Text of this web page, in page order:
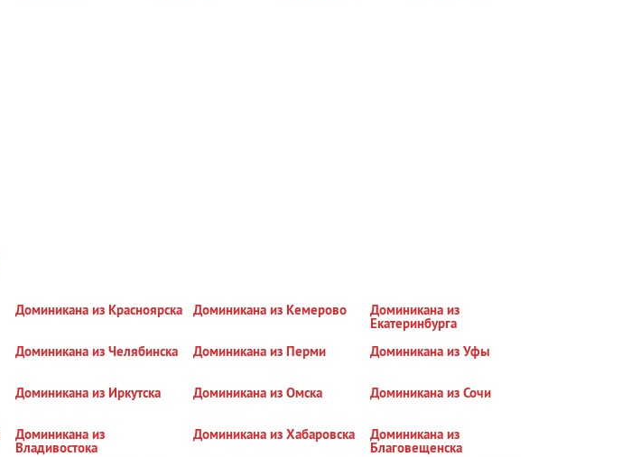
Доминикана из Красноярска Доминикана из Кемерово Доминикана из
Екатеринбурга
Доминикана из Челябинска Доминикана из Перми Доминикана из Уфы
Доминикана из Иркутска Доминикана из Омска Доминикана из Сочи
Доминикана из
Владивостока
Доминикана из Хабаровска Доминикана из
Благовещенска